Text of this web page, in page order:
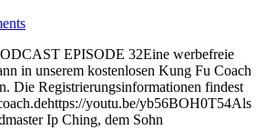
EPISODE 32Eine werbefreie
in unserem kostenlosen Kung Fu Coach
Die Registrierungsinformationen findest
youtu.be/yb56BOH0T54Als
Ip Ching, dem Sohn